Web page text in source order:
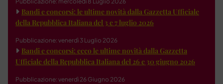
Bandi e concorsi: le ultime novità dalla Gazzetta Ufficiale
della Repubblica Italiana del 3 e 7 luglio 2026
Pubblicazione: venerdì 3 Luglio 2026
Bandi e concorsi: ecco le ultime novità dalla Gazzetta
Ufficiale della Repubblica Italiana del 26 e 30 giugno 2026
Pubblicazione: venerdì 26 Giugno 2026